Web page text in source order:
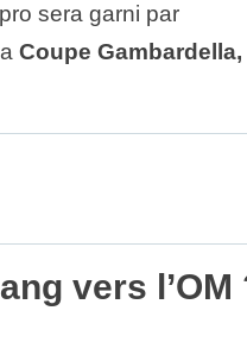
sera garni par
Coupe Gambardella,
vers l’OM